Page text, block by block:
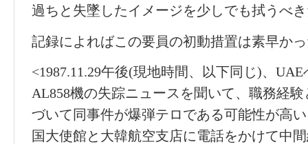
過ちと失墜したイメージを少しでも拭うべ
記録によればこの要員の初動措置は素早か
<1987.11.29午後(現地時間、以下同じ)、
AL858機の失踪ニュースを聞いて、職務経
づいて同事件が爆弾テロである可能性が高
国大使館と大韓航空支店に電話をかけて中